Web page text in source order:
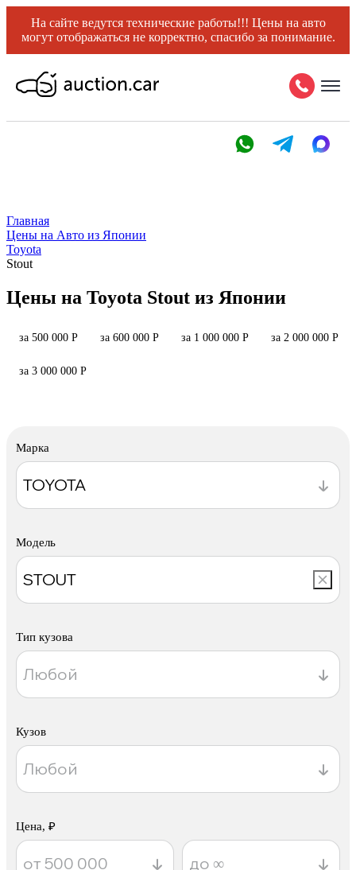
На сайте ведутся технические работы!!! Цены на авто
могут отображаться не корректно, спасибо за понимание.
Главная
Цены на Авто из Японии
Toyota
Stout
Цены на Toyota Stout из Японии
за 500 000 Р за 600 000 Р за 1 000 000 Р за 2 000 000 Р
за 3 000 000 Р
Марка
Модель
Тип кузова
Кузов
Цена, ₽